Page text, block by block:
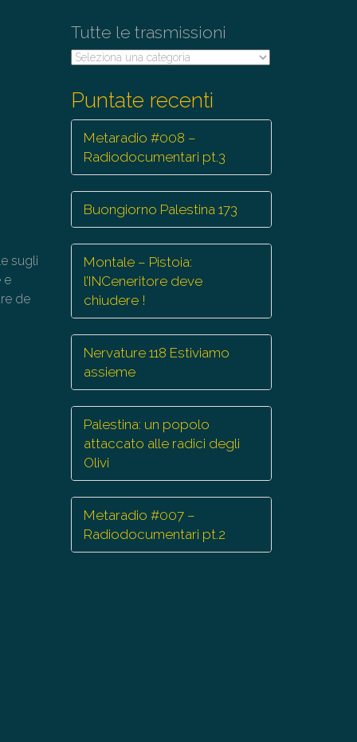
sugli
e
de
Tutte le trasmissioni
Tutte
Puntate recenti
Metaradio #008 –
Radiodocumentari pt.3
Buongiorno Palestina 173
Montale – Pistoia:
l’INCeneritore deve
chiudere !
Nervature 118 Estiviamo
assieme
Palestina: un popolo
attaccato alle radici degli
Olivi
Metaradio #007 –
Radiodocumentari pt.2